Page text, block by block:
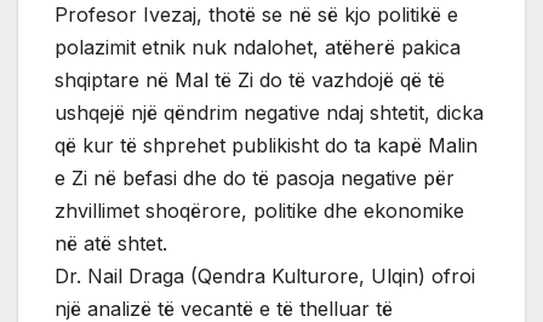
Profesor Ivezaj, thotë se në së kjo politikë e
polazimit etnik nuk ndalohet, atëherë pakica
shqiptare në Mal të Zi do të vazhdojë që të
ushqejë një qëndrim negative ndaj shtetit, dicka
që kur të shprehet publikisht do ta kapë Malin
e Zi në befasi dhe do të pasoja negative për
zhvillimet shoqërore, politike dhe ekonomike
në atë shtet.
Dr. Nail Draga (Qendra Kulturore, Ulqin) ofroi
një analizë të vecantë e të thelluar të